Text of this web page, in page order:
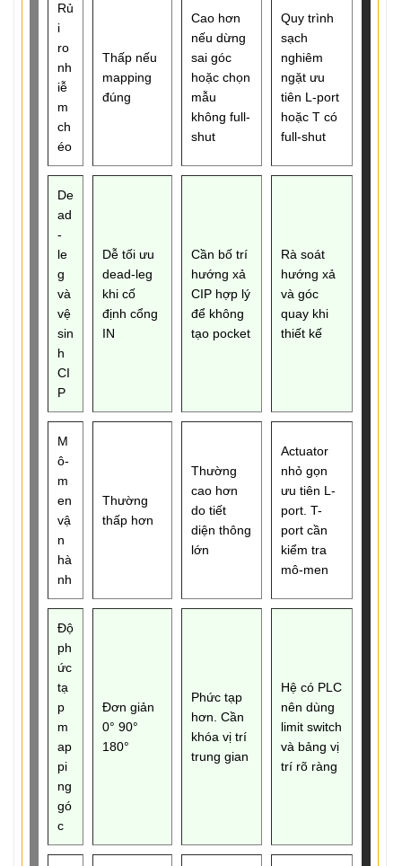
Rủ
i
ro
nh
iễ
m
ch
éo
Thấp nếu
mapping
đúng
Cao hơn
nếu dừng
sai góc
hoặc chọn
mẫu
không full-
shut
Quy trình
sạch
nghiêm
ngặt ưu
tiên L-port
hoặc T có
full-shut
De
ad
-
le
g
và
vệ
sin
h
CI
P
Dễ tối ưu
dead-leg
khi cố
định cổng
IN
Cần bố trí
hướng xả
CIP hợp lý
để không
tạo pocket
Rà soát
hướng xả
và góc
quay khi
thiết kế
M
ô-
m
en
vậ
n
hà
nh
Thường
thấp hơn
Thường
cao hơn
do tiết
diện thông
lớn
Actuator
nhỏ gọn
ưu tiên L-
port. T-
port cần
kiểm tra
mô-men
Độ
ph
ức
tạ
p
m
ap
pi
ng
gó
c
Đơn giản
0° 90°
180°
Phức tạp
hơn. Cần
khóa vị trí
trung gian
Hệ có PLC
nên dùng
limit switch
và bảng vị
trí rõ ràng